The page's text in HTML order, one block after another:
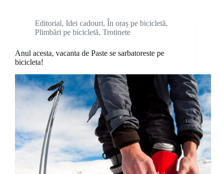
Editorial, Idei cadouri, În oraș pe bicicletă,
Plimbări pe bicicletă, Trotinete
Anul acesta, vacanta de Paste se sarbatoreste pe
bicicleta!